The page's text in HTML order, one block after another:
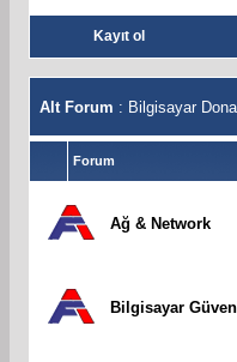
Kayıt ol
Alt Forum : Bilgisayar
Forum
Ağ & Network
Bilgisayar